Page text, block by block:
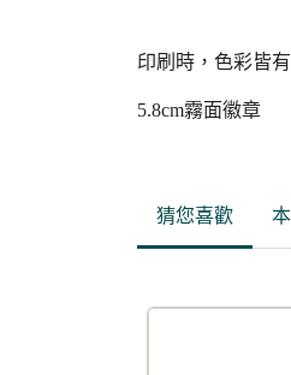
印刷時，色彩皆
5.8cm霧面徽章
猜您喜歡